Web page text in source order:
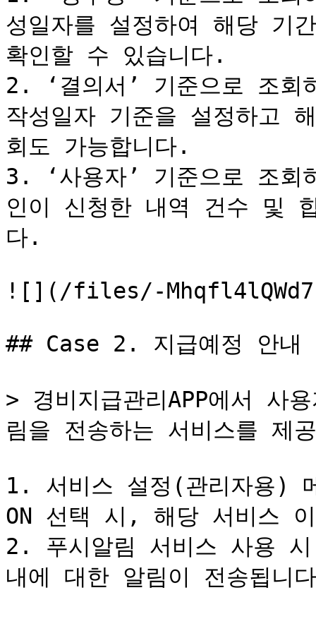
성일자를 설정하여 해당 기
확인할 수 있습니다.
2. ‘결의서’ 기준으로 조회
작성일자 기준을 설정하고
회도 가능합니다.
3. ‘사용자’ 기준으로 조
인이 신청한 내역 건수 및
다.
![](/files/-
## Case 2. 지급예정 안내
> 경비지급관리APP에서 사
림을 전송하는 서비스를 제
1. 서비스 설정(관리자용)
ON 선택 시, 해당 서비스
2. 푸시알림 서비스 사용
내에 대한 알림이 전송됩니